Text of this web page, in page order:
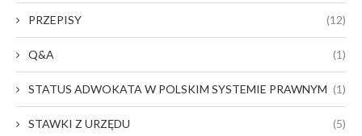
PRZEPISY (12)
Q&A (1)
STATUS ADWOKATA W POLSKIM SYSTEMIE PRAWNYM (1)
STAWKI Z URZĘDU (5)